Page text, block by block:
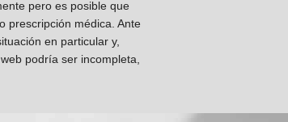
pero es posible que
prescripción médica. Ante
en particular y,
podría ser incompleta,